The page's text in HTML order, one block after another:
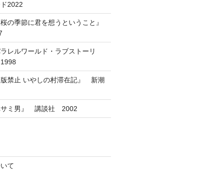
2022
の季節に君を想うということ』
レルワールド・ラブストーリ
禁止 いやしの村滞在記』 新潮
ミ男』 講談社 2002
て